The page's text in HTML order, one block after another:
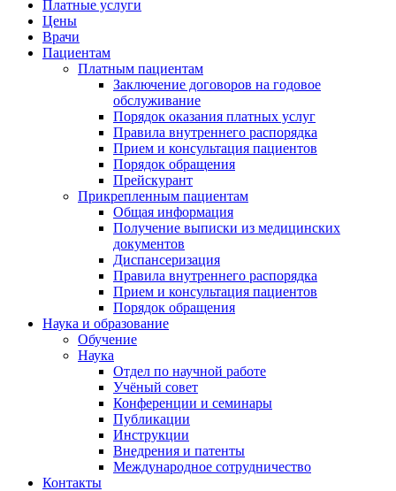
Платные услуги
Цены
Врачи
Пациентам
Платным пациентам
Заключение договоров на годовое
обслуживание
Порядок оказания платных услуг
Правила внутреннего распорядка
Прием и консультация пациентов
Порядок обращения
Прейскурант
Прикрепленным пациентам
Общая информация
Получение выписки из медицинских
документов
Диспансеризация
Правила внутреннего распорядка
Прием и консультация пациентов
Порядок обращения
Наука и образование
Обучение
Наука
Отдел по научной работе
Учёный совет
Конференции и семинары
Публикации
Инструкции
Внедрения и патенты
Международное сотрудничество
Контакты